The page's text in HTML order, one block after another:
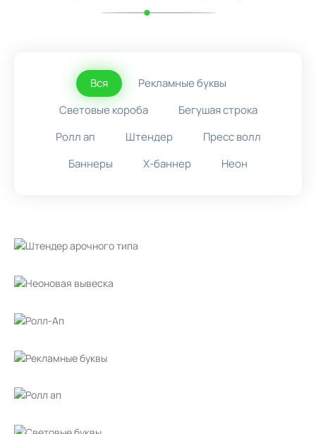
Вся
Рекламные буквы
Световые короба
Бегушая строка
Ролл ап
Штендер
Пресс волл
Баннеры
X-баннер Неон